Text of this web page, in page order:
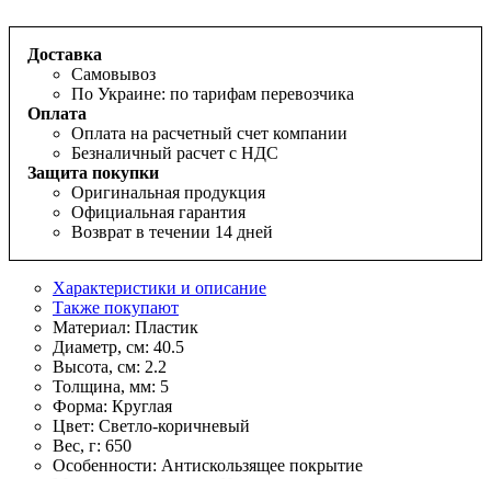
Характеристики и описание
Также покупают
Материал: Пластик
Диаметр, см: 40.5
Высота, см: 2.2
Толщина, мм: 5
Форма: Круглая
Цвет: Светло-коричневый
Вес, г: 650
Особенности: Антискользящее покрытие
Доставка
Самовывоз
По Украине: по тарифам перевозчика
Оплата
Оплата на расчетный счет компании
Безналичный расчет с НДС
Защита покупки
Оригинальная продукция
Официальная гарантия
Возврат в течении 14 дней